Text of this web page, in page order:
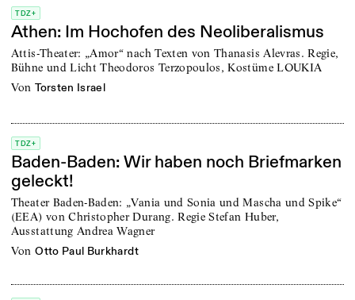
TDZ+
Athen: Im Hochofen des Neoliberalismus
Attis-Theater: „Amor“ nach Texten von Thanasis Alevras. Regie,
Bühne und Licht Theodoros Terzopoulos, Kostüme LOUKIA
von Torsten Israel
TDZ+
Baden-Baden: Wir haben noch Briefmarken
geleckt!
Theater Baden-Baden: „Vania und Sonia und Mascha und Spike“
(EEA) von Christopher Durang. Regie Stefan Huber,
Ausstattung Andrea Wagner
von Otto Paul Burkhardt